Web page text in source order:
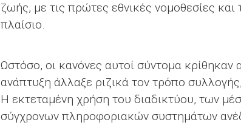
ζωής, με τις πρώτες εθνικές νομοθεσίες
πλαίσιο.
Ωστόσο, οι κανόνες αυτοί σύντομα
ανάπτυξη άλλαξε ριζικά τον τρόπο
Η εκτεταμένη χρήση του διαδικτύου, των
σύγχρονων πληροφοριακών συστημάτων